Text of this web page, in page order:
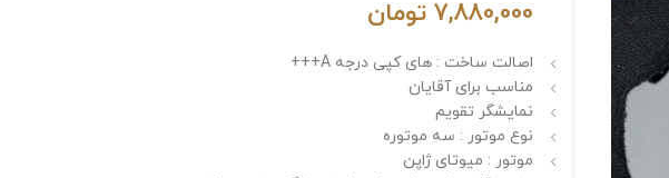
7,880,000 تومان
اصالت ساخت : های کپی درجه A+++
مناسب برای آقایان
نمایشگر تقویم
نوع موتور : سه موتوره
موتور : میوتای ژاپن